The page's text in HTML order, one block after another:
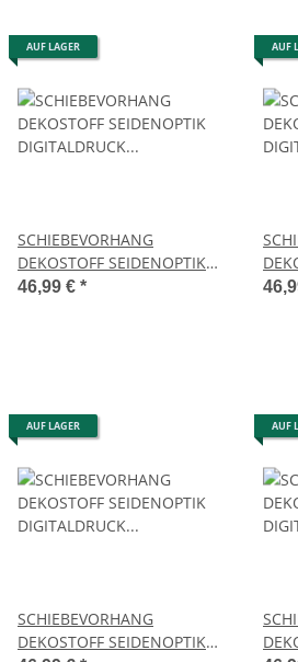
AUF LAGER
SCHIEBEVORHANG
DEKOSTOFF SEIDENOPTIK
DIGITALDRUCK "SOEREN"
46,99 € *
AUF
AUF LAGER
SCHIEBEVORHANG
DEKOSTOFF SEIDENOPTIK
AUF